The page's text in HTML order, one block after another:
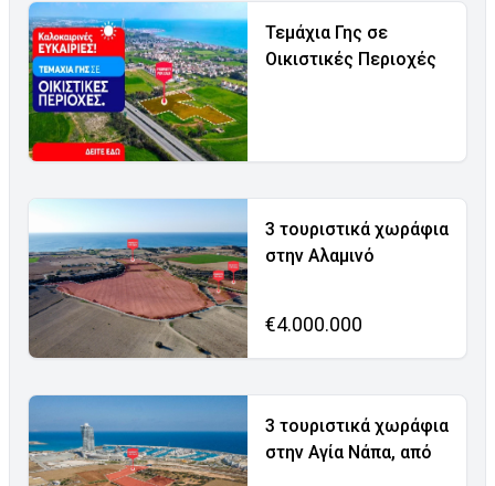
Τεμάχια Γης σε
Οικιστικές Περιοχές
3 τουριστικά χωράφια
στην Αλαμινό
€4.000.000
3 τουριστικά χωράφια
στην Αγία Νάπα, από